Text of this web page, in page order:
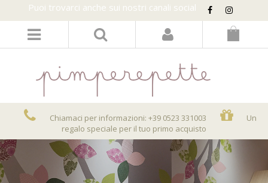
Puoi trovarci anche sui nostri canali social
LOGIN/REGISTER
Chiamaci per informazioni: +39 0523 331003
Un
regalo speciale per il tuo primo acquisto